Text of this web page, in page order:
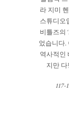
라 지미
스튜디오
비틀즈의
었습니다.
역사적인
지만
117-